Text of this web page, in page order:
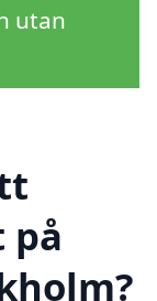
utan
på